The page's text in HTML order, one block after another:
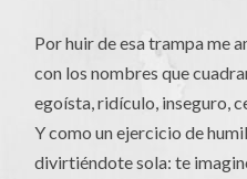
Por huir de esa trampa me
con los nombres que
egoísta, ridículo, inseguro,
Y como un ejercicio de
divirtiéndote sola: te